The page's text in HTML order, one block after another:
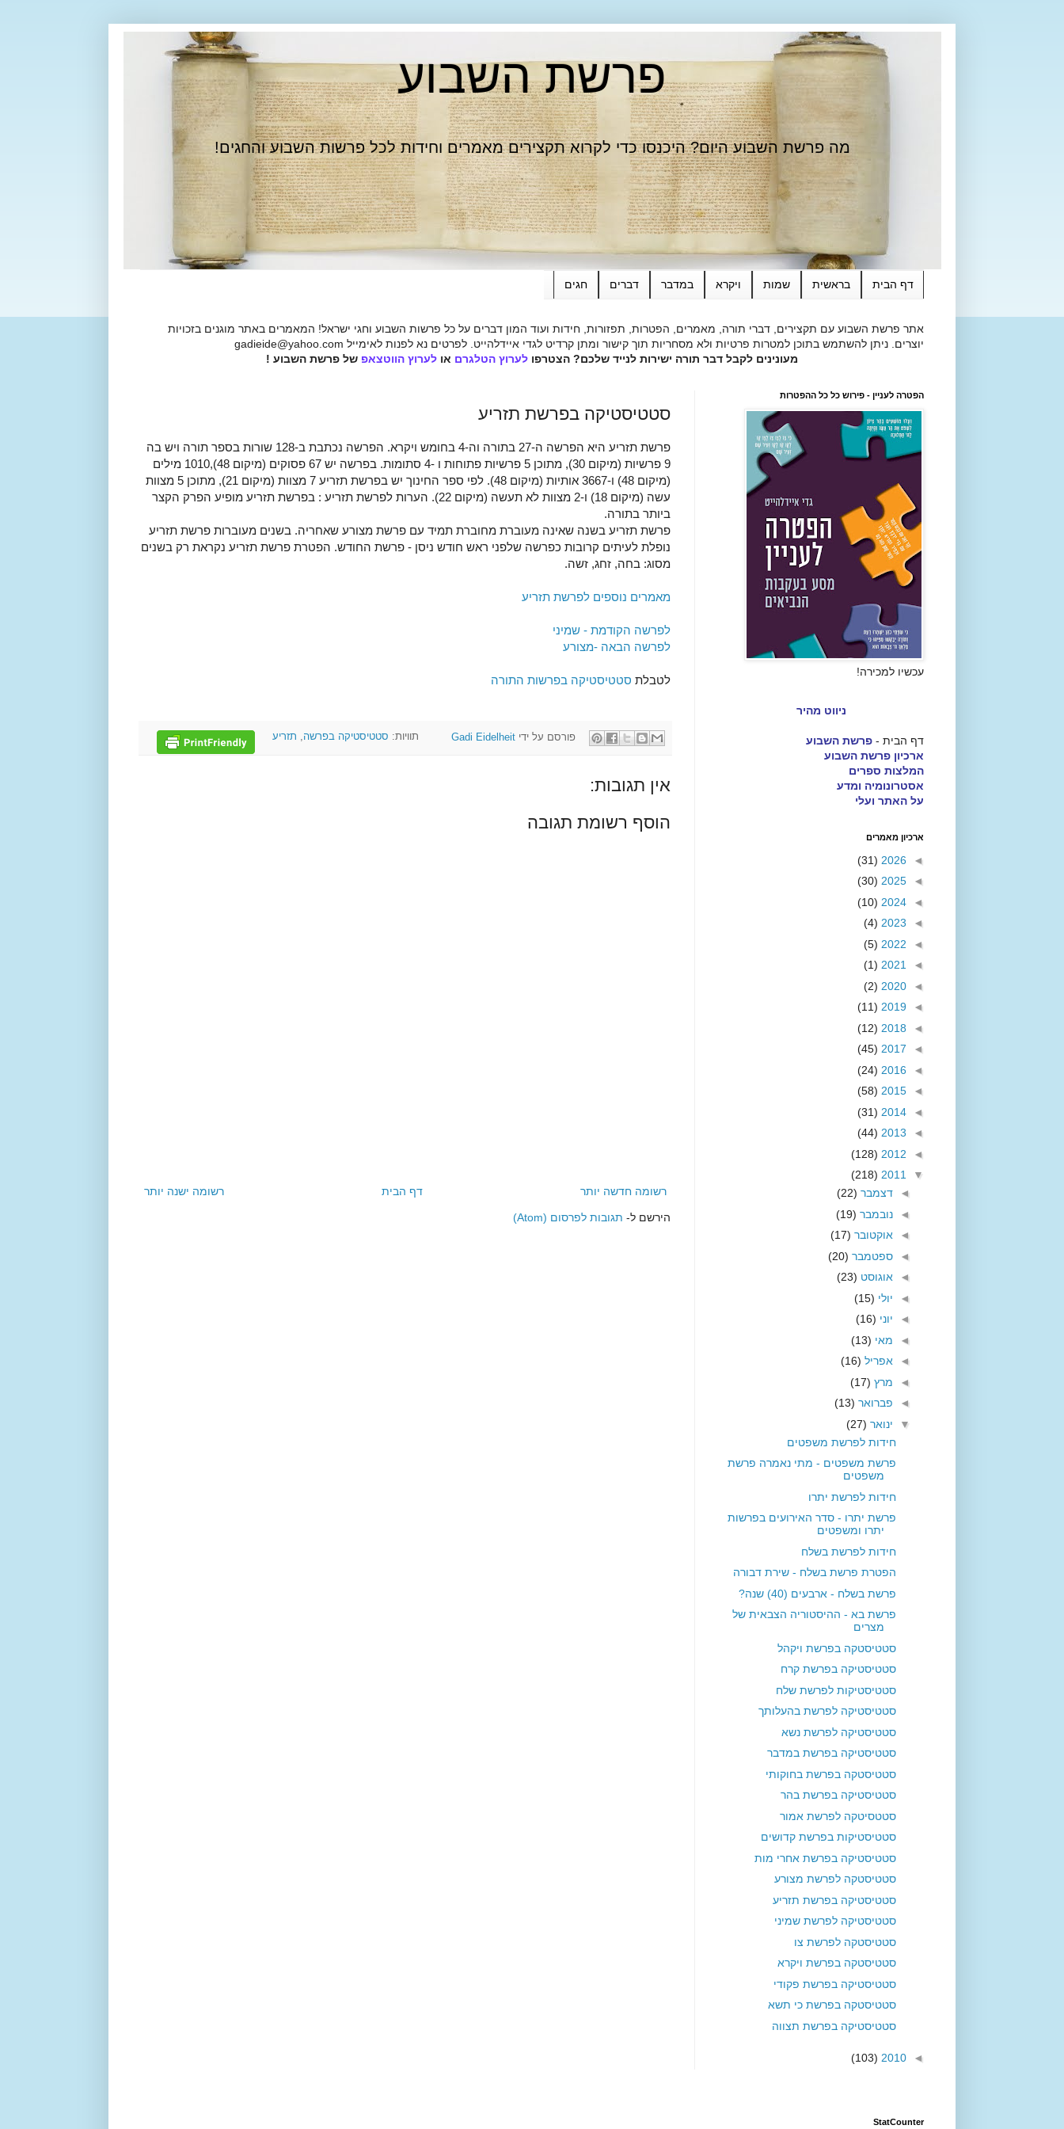
פרשת השבוע
מה פרשת השבוע היום? היכנסו כדי לקרוא תקצירים מאמרים וחידות לכל פרשות השבוע והחגים!
דף הבית בראשית שמות ויקרא במדבר דברים חגים
אתר פרשת השבוע עם תקצירים, דברי תורה, מאמרים, הפטרות, תפזורות, חידות ועוד המון דברים על כל פרשות השבוע וחגי ישראל! המאמרים באתר מוגנים בזכויות
יוצרים. ניתן להשתמש בתוכן למטרות פרטיות ולא מסחריות תוך קישור ומתן קרדיט לגדי איידלהייט. לפרטים נא לפנות לאימייל gadieide@yahoo.com
מעונינים לקבל דבר תורה ישירות לנייד שלכם? הצטרפו לערוץ הטלגרם או לערוץ הווטצאפ של פרשת השבוע !
סטטיסטיקה בפרשת תזריע
פרשת תזריע היא הפרשה ה-27 בתורה וה-4 בחומש ויקרא. הפרשה נכתבת ב-128 שורות בספר תורה ויש בה
9 פרשיות (מיקום 30), מתוכן 5 פרשיות פתוחות ו -4 סתומות. בפרשה יש 67 פסוקים (מיקום 48),1010 מילים
(מיקום 48) ו-3667 אותיות (מיקום 48). לפי ספר החינוך יש בפרשת תזריע 7 מצוות (מיקום 21), מתוכן 5 מצוות
עשה (מיקום 18) ו-2 מצוות לא תעשה (מיקום 22). הערות לפרשת תזריע : בפרשת תזריע מופיע הפרק הקצר
ביותר בתורה.
פרשת תזריע בשנה שאינה מעוברת מחוברת תמיד עם פרשת מצורע שאחריה. בשנים מעוברות פרשת תזריע
נופלת לעיתים קרובות כפרשה שלפני ראש חודש ניסן - פרשת החודש. הפטרת פרשת תזריע נקראת רק בשנים
מסוג: בחה, זחג, זשה.
מאמרים נוספים לפרשת תזריע
לפרשה הקודמת - שמיני
לפרשה הבאה -מצורע
לטבלת סטטיסטיקה בפרשות התורה
פורסם על ידי Gadi Eidelheit תוויות: סטטיסטיקה בפרשה, תזריע
אין תגובות:
הוסף רשומת תגובה
רשומה חדשה יותר רשומה ישנה יותר דף הבית
הירשם ל- תגובות לפרסום (Atom)
הפטרה לעניין - פירוש כל כל ההפטרות
עכשיו למכירה!
ניווט מהיר
דף הבית - פרשת השבוע
ארכיון פרשת השבוע
המלצות ספרים
אסטרונומיה ומדע
על האתר ועלי
ארכיון מאמרים
◄
2026
(31)
◄
2025
(30)
◄
2024
(10)
◄
2023
(4)
◄
2022
(5)
◄
2021
(1)
◄
2020
(2)
◄
2019
(11)
◄
2018
(12)
◄
2017
(45)
◄
2016
(24)
◄
2015
(58)
◄
2014
(31)
◄
2013
(44)
◄
2012
(128)
▼
2011
(218)
◄ דצמבר (22)
◄ נובמבר (19)
◄ אוקטובר (17)
◄ ספטמבר (20)
◄ אוגוסט (23)
◄ יולי (15)
◄ יוני (16)
◄ מאי (13)
◄ אפריל (16)
◄ מרץ (17)
◄ פברואר (13)
▼ ינואר (27)
חידות לפרשת משפטים
פרשת משפטים - מתי נאמרה פרשת
משפטים
חידות לפרשת יתרו
פרשת יתרו - סדר האירועים בפרשות
יתרו ומשפטים
חידות לפרשת בשלח
הפטרת פרשת בשלח - שירת דבורה
פרשת בשלח - ארבעים (40) שנה?
פרשת בא - ההיסטוריה הצבאית של
מצרים
סטטיסטקה בפרשת ויקהל
סטטיסטיקה בפרשת קרח
סטטיסטיקות לפרשת שלח
סטטיסטיקה לפרשת בהעלותך
סטטיסטיקה לפרשת נשא
סטטיסטיקה בפרשת במדבר
סטטיסטקה בפרשת בחוקותי
סטטיסטיקה בפרשת בהר
סטטסיטקה לפרשת אמור
סטטיסטיקות בפרשת קדושים
סטטיסטיקה בפרשת אחרי מות
סטטיסטקה לפרשת מצורע
סטטיסטיקה בפרשת תזריע
סטטיסטיקה לפרשת שמיני
סטטיסטקה לפרשת צו
סטטיסטקה בפרשת ויקרא
סטטיסטיקה בפרשת פקודי
סטטיסטקה בפרשת כי תשא
סטטיסטיקה בפרשת תצווה
◄
2010
(103)
StatCounter